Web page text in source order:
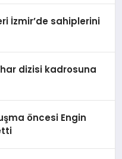
İzmir’de sahiplerini
dizisi kadrosuna
öncesi Engin